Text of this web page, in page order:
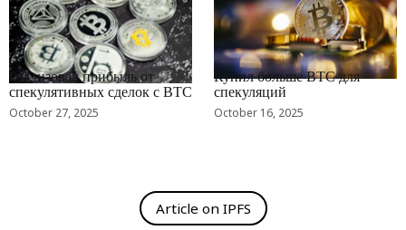
RRCNEWS_RU
Реализовал прибыль от
спекулятивных сделок с BTC
October 27, 2025
RRCNEWS_RU
Купил больше BTC для
спекуляций
October 16, 2025
Article on IPFS